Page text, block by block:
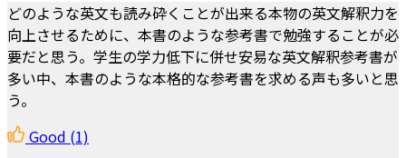
どのような英文も読み砕くことが出来る本物の英文解釈力を
向上させるために、本書のような参考書で勉強することが必
要だと思う。学生の学力低下に併せ安易な英文解釈参考書が
多い中、本書のような本格的な参考書を求める声も多いと思
う。
Good (1)